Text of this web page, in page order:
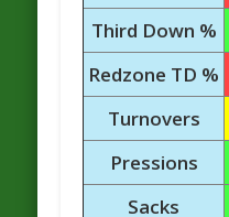
Third Down %
Redzone TD %
Turnovers
Pressions
Sacks